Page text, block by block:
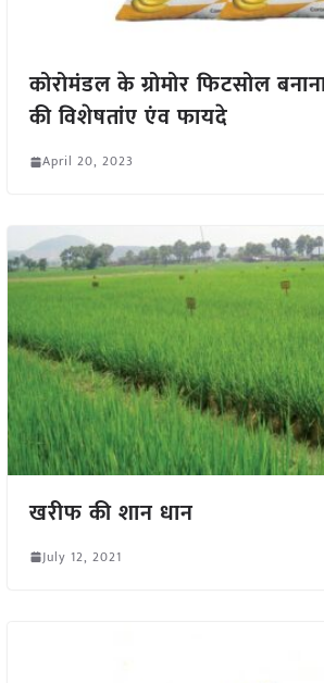
कोरोमंडल के ग्रोमोर फिटसोल
की विशेषतांए एंव फायदे
April 20, 2023
खरीफ की शान धान
July 12, 2021